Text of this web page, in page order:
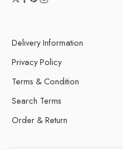
Delivery Information
Privacy Policy
Terms & Condition
Search Terms
Order & Return